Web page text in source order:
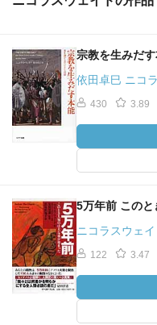
宗教を生みだ
依田卓巳 ニコ
430 3.89
5万年前 この
ニコラスウェ
122 3.47